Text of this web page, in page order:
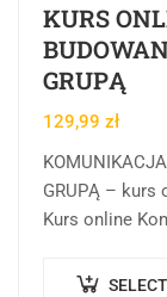
KURS
GRUPĄ
129,99 zł
GRUPĄ – kurs
Kurs online